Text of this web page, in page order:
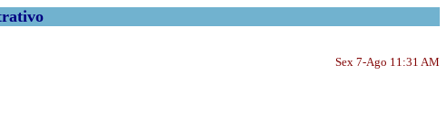
Sex 7-Ago 11:31 AM